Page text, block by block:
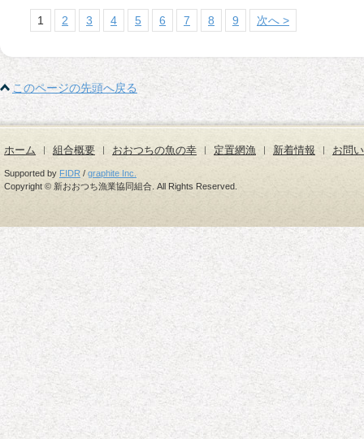
1 2 3 4 5 6 7 8 9 次へ >
このページの先頭へ戻る
ホーム 組合概要 おおつちの魚の幸 定置網漁 新着情報 お問
Supported by FIDR / graphite Inc.
Copyright © 新おおつち漁業協同組合. All Rights Reserved.